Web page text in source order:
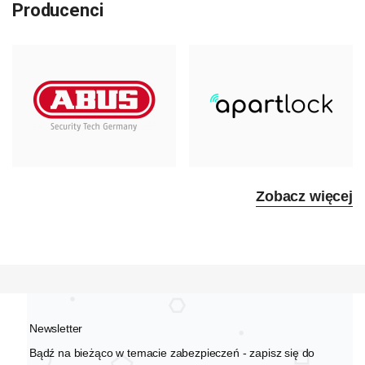
Producenci
Zobacz więcej
Newsletter
Bądź na bieżąco w temacie zabezpieczeń - zapisz się do